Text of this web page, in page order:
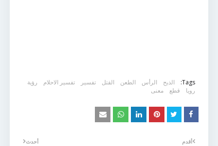
Tags: الذبح الرأس الطعن القتل تفسير تفسير الاحلام
رؤية
رويا
قطع معنى
أحدث أقدم